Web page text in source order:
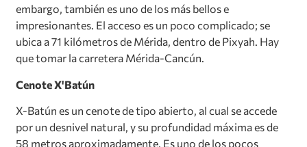
embargo, también es uno de los más bellos e
impresionantes. El acceso es un poco complicado; se
ubica a 71 kilómetros de Mérida, dentro de Pixyah. Hay
que tomar la carretera Mérida-Cancún.
Cenote X'Batún
X-Batún es un cenote de tipo abierto, al cual se accede
por un desnivel natural, y su profundidad máxima es de
58 metros aproximadamente. Es uno de los pocos